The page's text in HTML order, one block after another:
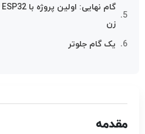
زن
یک گام جلوتر
مقدمه